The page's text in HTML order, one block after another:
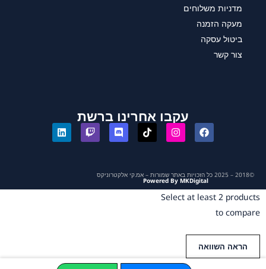
מדניות משלוחים
מעקה הזמנה
ביטול עסקה
צור קשר
עקבו אחרינו ברשת
©2018 – 2025 כל הזכויות באתר שמורות – אמ.קי אלקטרוניקס
Powered By MKDigital
Select at least 2 products
to compare
הראה השוואה